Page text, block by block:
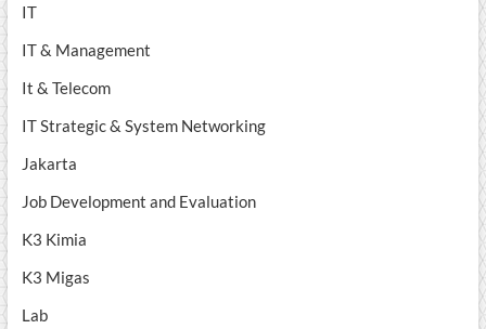
IT
IT & Management
It & Telecom
IT Strategic & System Networking
Jakarta
Job Development and Evaluation
K3 Kimia
K3 Migas
Lab